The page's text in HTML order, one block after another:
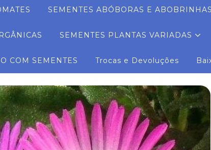
SEMENTES ABÓBORAS E ABOBRINHAS
SEMENTES PLANTAS VARIADAS
COM SEMENTES Trocas e Devoluções